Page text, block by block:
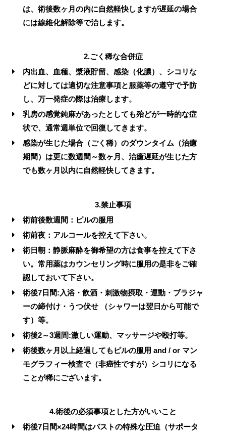
は、術後数ヶ月の内に自然軽快しますが遅延の場合
には線維化解除等で治します。
2.ごく稀な合併症
内出血、血種、漿液貯留、感染（化膿）、シコリな
どに対しては適切な注意事項と服薬等の遵守で予防
し、万一発症の際は治療します。
乳房の感覚鈍麻があったとしても殆どが一時的な症
状で、通常週単位で回復してきます。
感染が生じた場合（ごく稀）のダウンタイム（治癒
期間）は更に数週間～数ヶ月、治癒遅延が生じた方
でも数ヶ月以内に自然軽快してきます。
3.禁止事項
術前後数週間：ピルの服用
術前夜：アルコールを控えて下さい。
術日朝：静脈麻酔を御希望の方は食事を控えて下さ
い。常用薬はカウンセリング時に服用の是非をご確
認しておいて下さい。
術後7日間:入浴・飲酒・刺激物摂取・運動・ブラジャ
ーの締付け・うつ伏せ （シャワーは翌日から可能で
す）等。
術後2～3週間:激しい運動、マッサージや殴打等。
術後数ヶ月以上経過してもピルの服用 and / or マン
モグラフィー検査で（非癌性ですが）シコリになる
ことが稀にございます。
4.術後の必須事項とした方がいいこと
術後7日間×24時間はバストの特殊な圧迫（サポータ